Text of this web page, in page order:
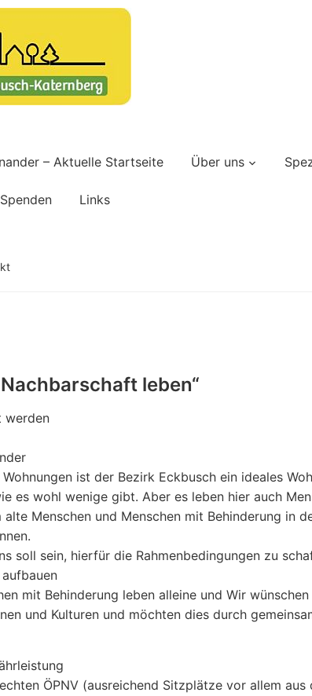
– Aktuelle Startseite Über uns
Links
leben“
werden
ist der Bezirk Eckbusch ein ideales
es wohl wenige gibt. Aber es leben hier auch
Menschen und Menschen mit Behinderung in
soll sein, hierfür die Rahmenbedingungen zu
mit Behinderung leben alleine und Wir
und Kulturen und möchten dies durch
ÖPNV (ausreichend Sitzplätze vor allem aus